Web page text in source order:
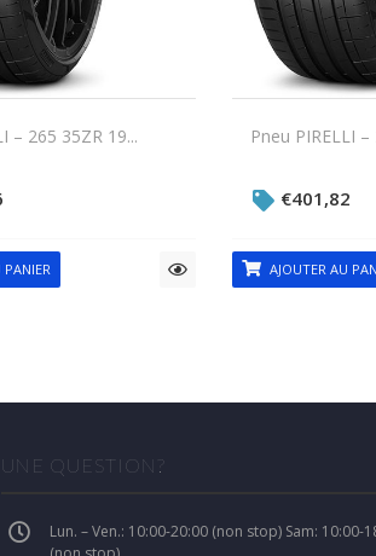
– 265 35ZR 19...
PANIER
Pneu PIRELLI –
€401,82
AJOUTER AU
UNE QUESTION?
Lun. – Ven.: 10:00-20:00 (non stop) Sam: 10:00-